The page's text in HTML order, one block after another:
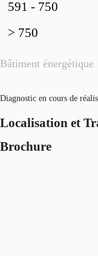
Bâtiment énergétique
591 - 750
> 750
Diagnostic en cours de
Localisation et
Brochure